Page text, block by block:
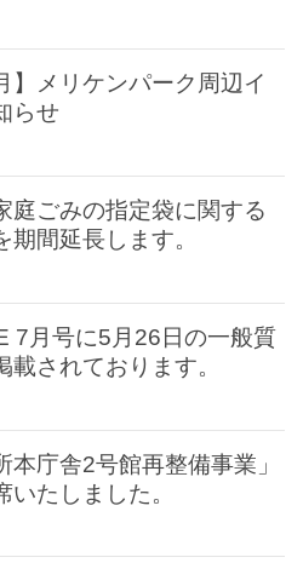
】メリケンパーク周辺イ
らせ
庭ごみの指定袋に関する
期間延長します。
7月号に5月26日の一般質
載されております。
本庁舎2号館再整備事業」
いたしました。